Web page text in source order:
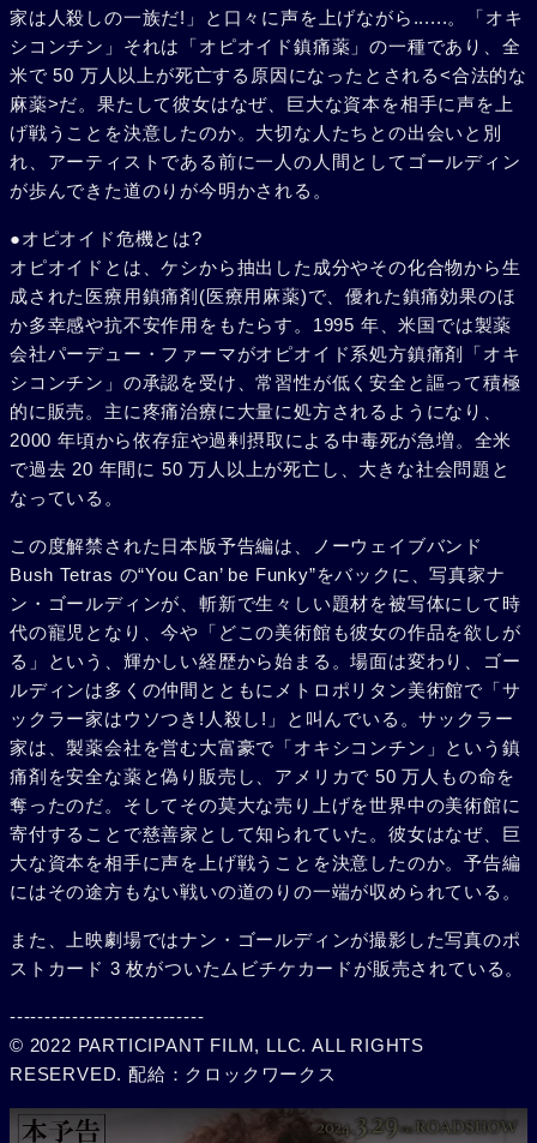
家は人殺しの一族だ!」と口々に声を上げながら......。「オキ
シコンチン」それは「オピオイド鎮痛薬」の一種であり、全
米で 50 万人以上が死亡する原因になったとされる<合法的な
麻薬>だ。果たして彼女はなぜ、巨大な資本を相手に声を上
げ戦うことを決意したのか。大切な人たちとの出会いと別
れ、アーティストである前に一人の人間としてゴールディン
が歩んできた道のりが今明かされる。
●オピオイド危機とは?
オピオイドとは、ケシから抽出した成分やその化合物から生
成された医療用鎮痛剤(医療用麻薬)で、優れた鎮痛効果のほ
か多幸感や抗不安作用をもたらす。1995 年、米国では製薬
会社パーデュー・ファーマがオピオイド系処方鎮痛剤「オキ
シコンチン」の承認を受け、常習性が低く安全と謳って積極
的に販売。主に疼痛治療に大量に処方されるようになり、
2000 年頃から依存症や過剰摂取による中毒死が急増。全米
で過去 20 年間に 50 万人以上が死亡し、大きな社会問題と
なっている。
この度解禁された日本版予告編は、ノーウェイブバンド
Bush Tetras の“You Can’ be Funky”をバックに、写真家ナ
ン・ゴールディンが、斬新で生々しい題材を被写体にして時
代の寵児となり、今や「どこの美術館も彼女の作品を欲しが
る」という、輝かしい経歴から始まる。場面は変わり、ゴー
ルディンは多くの仲間とともにメトロポリタン美術館で「サ
ックラー家はウソつき!人殺し!」と叫んでいる。サックラー
家は、製薬会社を営む大富豪で「オキシコンチン」という鎮
痛剤を安全な薬と偽り販売し、アメリカで 50 万人もの命を
奪ったのだ。そしてその莫大な売り上げを世界中の美術館に
寄付することで慈善家として知られていた。彼女はなぜ、巨
大な資本を相手に声を上げ戦うことを決意したのか。予告編
にはその途方もない戦いの道のりの一端が収められている。
また、上映劇場ではナン・ゴールディンが撮影した写真のポ
ストカード 3 枚がついたムビチケカードが販売されている。
----------------------------
© 2022 PARTICIPANT FILM, LLC. ALL RIGHTS
RESERVED. 配給：クロックワークス